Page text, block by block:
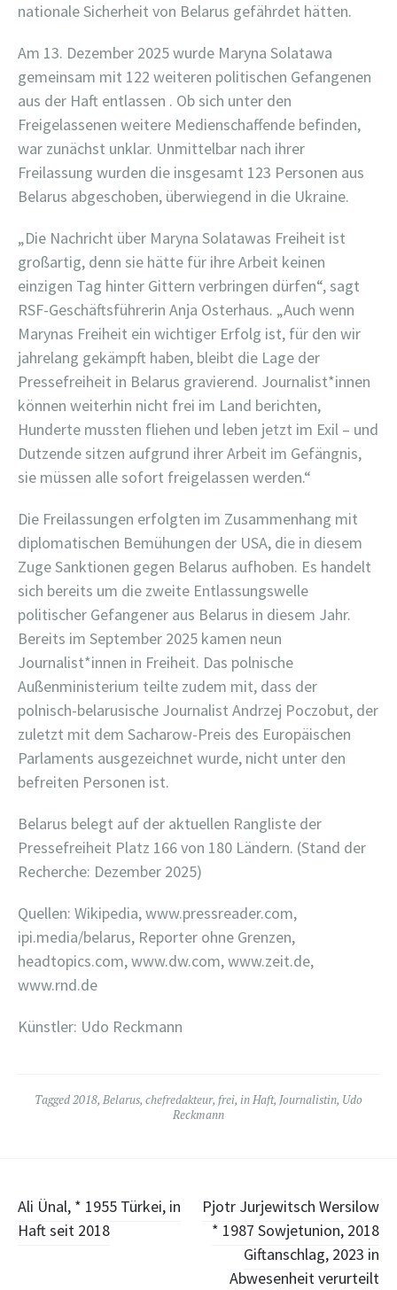
nationale Sicherheit von Belarus gefährdet hätten.
Am 13. Dezember 2025 wurde Maryna Solatawa
gemeinsam mit 122 weiteren politischen Gefangenen
aus der Haft entlassen . Ob sich unter den
Freigelassenen weitere Medienschaffende befinden,
war zunächst unklar. Unmittelbar nach ihrer
Freilassung wurden die insgesamt 123 Personen aus
Belarus abgeschoben, überwiegend in die Ukraine.
„Die Nachricht über Maryna Solatawas Freiheit ist
großartig, denn sie hätte für ihre Arbeit keinen
einzigen Tag hinter Gittern verbringen dürfen“, sagt
RSF-Geschäftsführerin Anja Osterhaus. „Auch wenn
Marynas Freiheit ein wichtiger Erfolg ist, für den wir
jahrelang gekämpft haben, bleibt die Lage der
Pressefreiheit in Belarus gravierend. Journalist*innen
können weiterhin nicht frei im Land berichten,
Hunderte mussten fliehen und leben jetzt im Exil – und
Dutzende sitzen aufgrund ihrer Arbeit im Gefängnis,
sie müssen alle sofort freigelassen werden.“
Die Freilassungen erfolgten im Zusammenhang mit
diplomatischen Bemühungen der USA, die in diesem
Zuge Sanktionen gegen Belarus aufhoben. Es handelt
sich bereits um die zweite Entlassungswelle
politischer Gefangener aus Belarus in diesem Jahr.
Bereits im September 2025 kamen neun
Journalist*innen in Freiheit. Das polnische
Außenministerium teilte zudem mit, dass der
polnisch-belarusische Journalist Andrzej Poczobut, der
zuletzt mit dem Sacharow-Preis des Europäischen
Parlaments ausgezeichnet wurde, nicht unter den
befreiten Personen ist.
Belarus belegt auf der aktuellen Rangliste der
Pressefreiheit Platz 166 von 180 Ländern. (Stand der
Recherche: Dezember 2025)
Quellen: Wikipedia, www.pressreader.com,
ipi.media/belarus, Reporter ohne Grenzen,
headtopics.com, www.dw.com, www.zeit.de,
www.rnd.de
Künstler: Udo Reckmann
Tagged2018, Belarus, chefredakteur, frei, in Haft, Journalistin, Udo
Reckmann
Post
navigation
Ali Ünal, * 1955 Türkei, in
Haft seit 2018
Pjotr Jurjewitsch Wersilow
* 1987 Sowjetunion, 2018
Giftanschlag, 2023 in
Abwesenheit verurteilt